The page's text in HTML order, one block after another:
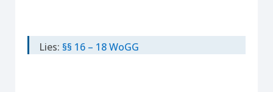
Lies: §§ 16 – 18 WoGG